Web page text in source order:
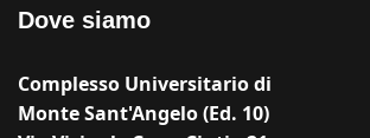
Dove siamo
Complesso Universitario di
Monte Sant'Angelo (Ed. 10)